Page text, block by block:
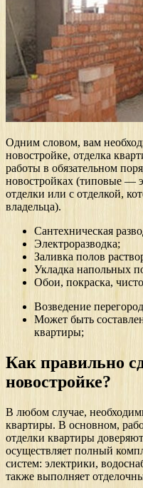
Одним словом, вам
новостройке, отделка
работы в обязательном
новостройках (типовые —
отделки или с отделкой,
владельца).
Сантехническая
Электроразводка;
Заливка полов
Укладка напольных
Обои, покраска,
Возведение
Может быть
квартиры;
Как правильно
новостройке?
В любом случае,
квартиры. В основном,
отделки квартиры
осуществляет полный
систем: электрики,
также выполняет